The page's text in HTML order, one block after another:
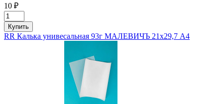
10 ₽
Купить
RR Калька унивесальная 93г МАЛЕВИЧЪ 21х29,7 А4